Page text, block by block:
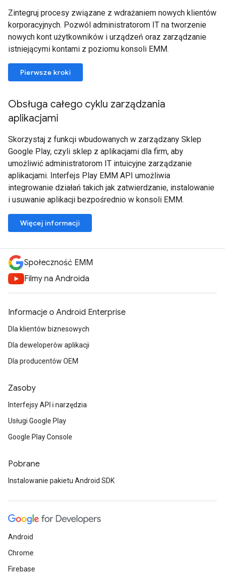
Zintegruj procesy związane z wdrażaniem nowych klientów
korporacyjnych. Pozwól administratorom IT na tworzenie
nowych kont użytkowników i urządzeń oraz zarządzanie
istniejącymi kontami z poziomu konsoli EMM.
Pierwsze kroki
Obsługa całego cyklu zarządzania
aplikacjami
Skorzystaj z funkcji wbudowanych w zarządzany Sklep
Google Play, czyli sklep z aplikacjami dla firm, aby
umożliwić administratorom IT intuicyjne zarządzanie
aplikacjami. Interfejs Play EMM API umożliwia
integrowanie działań takich jak zatwierdzanie, instalowanie
i usuwanie aplikacji bezpośrednio w konsoli EMM.
Więcej informacji
Społeczność EMM
Filmy na Androida
Informacje o Android Enterprise
Dla klientów biznesowych
Dla deweloperów aplikacji
Dla producentów OEM
Zasoby
Interfejsy API i narzędzia
Usługi Google Play
Google Play Console
Pobrane
Instalowanie pakietu Android SDK
Android
Chrome
Firebase